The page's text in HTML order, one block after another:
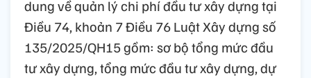
dung về quản lý chi phí đầu tư xây dựng tại
Điều 74, khoản 7 Điều 76 Luật Xây dựng số
135/2025/QH15 gồm: sơ bộ tổng mức đầu
tư xây dựng, tổng mức đầu tư xây dựng, dự